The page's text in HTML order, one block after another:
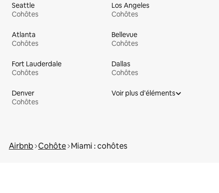
Seattle
Cohôtes
Los Angeles
Cohôtes
Atlanta
Cohôtes
Bellevue
Cohôtes
Fort Lauderdale
Cohôtes
Dallas
Cohôtes
Denver
Cohôtes
Voir plus d'éléments
Airbnb Cohôte Miami : cohôtes